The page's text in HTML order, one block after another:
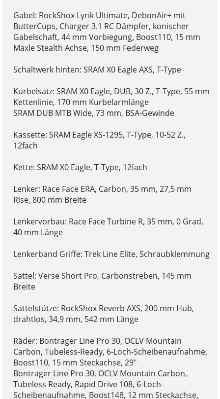
Gabel: RockShox Lyrik Ultimate, DebonAir+ mit
ButterCups, Charger 3.1 RC Dämpfer, konischer
Gabelschaft, 44 mm Vorbiegung, Boost110, 15 mm
Maxle Stealth Achse, 150 mm Federweg
Schaltwerk hinten: SRAM X0 Eagle AXS, T-Type
Kurbelsatz: SRAM X0 Eagle, DUB, 30 Z., T-Type, 55 mm
Kettenlinie, 170 mm Kurbelarmlänge
SRAM DUB MTB Wide, 73 mm, BSA-Gewinde
Kassette: SRAM Eagle XS-1295, T-Type, 10-52 Z.,
12fach
Kette: SRAM X0 Eagle, T-Type, 12fach
Lenker: Race Face ERA, Carbon, 35 mm, 27,5 mm
Rise, 800 mm Breite
Lenkervorbau: Race Face Turbine R, 35 mm, 0 Grad,
40 mm Länge
Lenkerband Griffe: Trek Line Elite, Schraubklemmung
Sattel: Verse Short Pro, Carbonstreben, 145 mm
Breite
Sattelstütze: RockShox Reverb AXS, 200 mm Hub,
drahtlos, 34,9 mm, 542 mm Länge
Räder: Bontrager Line Pro 30, OCLV Mountain
Carbon, Tubeless-Ready, 6-Loch-Scheibenaufnahme,
Boost110, 15 mm Steckachse, 29"
Bontrager Line Pro 30, OCLV Mountain Carbon,
Tubeless Ready, Rapid Drive 108, 6-Loch-
Scheibenaufnahme, Boost148, 12 mm Steckachse,